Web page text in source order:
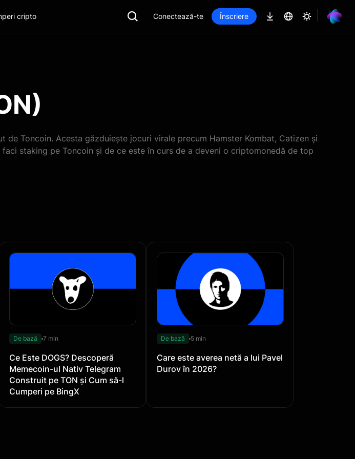
cripto Conectează-te Înscriere
Toncoin. Acesta găzduiește jocuri virale precum Hamster Kombat, Catizen și
staking pe Toncoin și de ce este în curs de a deveni o criptomonedă de top
De bază 7 min
Ce Este DOGS? Descoperă
Memecoin-ul Nativ Telegram
Construit pe TON și Cum să-l
Cumperi pe BingX
De bază 5 min
Care este averea netă a lui Pavel
Durov în 2026?